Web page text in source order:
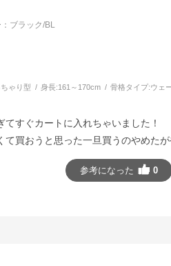
ブラック/BL
ゃり型 身長:161～170cm 骨格タイプ:ウェ
すぐカートに入れちゃいました！
買おうと思った一旦買うのやめた
参考になった 0